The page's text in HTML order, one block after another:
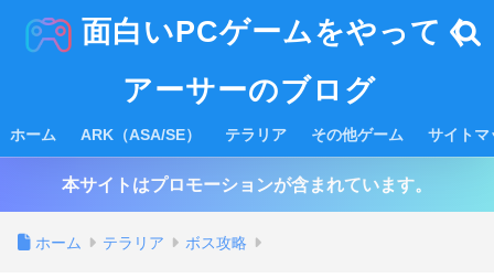
面白いPCゲームをやってく
アーサーのブログ
ホーム ARK（ASA/SE） テラリア その他ゲーム サイトマ
本サイトはプロモーションが含まれています。
ホーム テラリア ボス攻略